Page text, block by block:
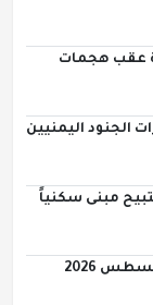
عقب هجمات
اليمنيين
مبنى سكنياً
أسعار الخضروات والفواكه اليوم الخميس 6 أغسطس 2026